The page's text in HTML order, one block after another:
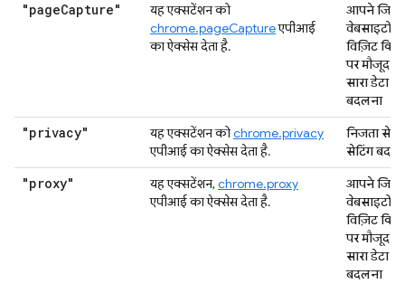
"pageCapture"
यह एक्सटेंशन को
chrome.pageCaptureएपीआई
का ऐक्सेस देता है.
आपने जिन
वेबसाइटों
विज़िट
पर मौजूद
सारा डेटा
बदलना
"privacy" यह एक्सटेंशन कोchrome.privacy
एपीआई का ऐक्सेस देता है.
निजता से
सेटिंग
"proxy" यह एक्सटेंशन, chrome.proxy
एपीआई का ऐक्सेस देता है.
आपने जिन
वेबसाइटों
विज़िट
पर मौजूद
सारा डेटा
बदलना